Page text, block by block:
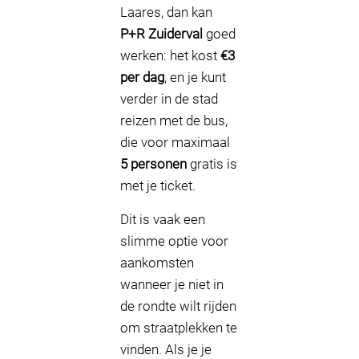
Laares, dan kan
P+R Zuiderval goed
werken: het kost €3
per dag, en je kunt
verder in de stad
reizen met de bus,
die voor maximaal
5 personen gratis is
met je ticket.
Dit is vaak een
slimme optie voor
aankomsten
wanneer je niet in
de rondte wilt rijden
om straatplekken te
vinden. Als je je